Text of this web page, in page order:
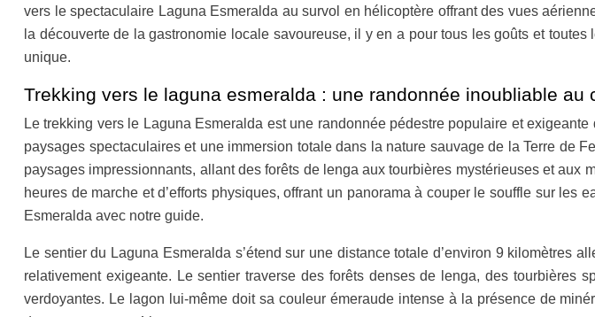
vers le spectaculaire Laguna Esmeralda au survol en hélicoptère offrant des vues
la découverte de la gastronomie locale savoureuse, il y en a pour tous les goûts et
unique.
Trekking vers le laguna esmeralda : une randonnée inoubliable au
Le trekking vers le Laguna Esmeralda est une randonnée pédestre populaire et
paysages spectaculaires et une immersion totale dans la nature sauvage de la Terre de
paysages impressionnants, allant des forêts de lenga aux tourbières mystérieuses et
heures de marche et d’efforts physiques, offrant un panorama à couper le souffle sur
Esmeralda avec notre guide.
Le sentier du Laguna Esmeralda s’étend sur une distance totale d’environ 9 kilomètres
relativement exigeante. Le sentier traverse des forêts denses de lenga, des tourbières
verdoyantes. Le lagon lui-même doit sa couleur émeraude intense à la présence de